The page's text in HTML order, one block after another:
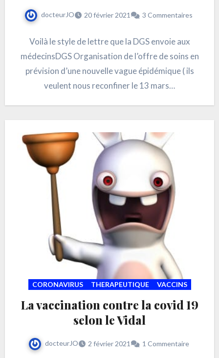
docteurJO 20 février 2021 3 Commentaires
Voilà le style de lettre que la DGS envoie aux
médecinsDGS Organisation de l’offre de soins en
prévision d’une nouvelle vague épidémique ( ils
veulent nous reconfiner le 13 mars…
CORONAVIRUS THERAPEUTIQUE VACCINS
La vaccination contre la covid 19
selon le Vidal
docteurJO 2 février 2021 1 Commentaire